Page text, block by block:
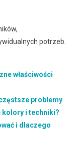
potrzeb.
właściwości
problemy
kolory i techniki?
i dlaczego